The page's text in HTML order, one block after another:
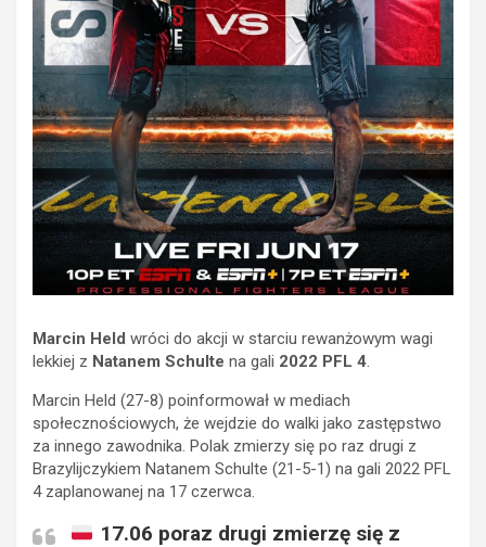
Marcin Held wróci do akcji w starciu rewanżowym wagi
lekkiej z Natanem Schulte na gali 2022 PFL 4.
Marcin Held (27-8) poinformował w mediach
społecznościowych, że wejdzie do walki jako zastępstwo
za innego zawodnika. Polak zmierzy się po raz drugi z
Brazylijczykiem Natanem Schulte (21-5-1) na gali 2022 PFL
4 zaplanowanej na 17 czerwca.
17.06 poraz drugi zmierzę się z